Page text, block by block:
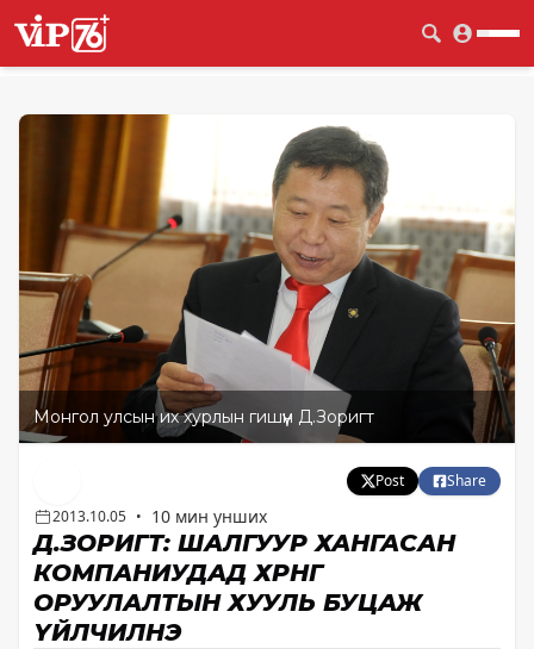
Монгол улсын их хурлын гишүүн Д.Зоригт
Post
Share
2013.10.05 • 10 мин унших
Д.ЗОРИГТ: ШАЛГУУР ХАНГАСАН
КОМПАНИУДАД ХӨРӨНГӨ
ОРУУЛАЛТЫН ХУУЛЬ БУЦАЖ
ҮЙЛЧИЛНЭ